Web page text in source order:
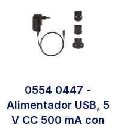
0554 0447 -
Alimentador USB, 5
V CC 500 mA con